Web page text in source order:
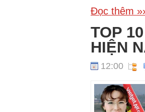
Đọc thêm
TOP
HIỆN
12:00